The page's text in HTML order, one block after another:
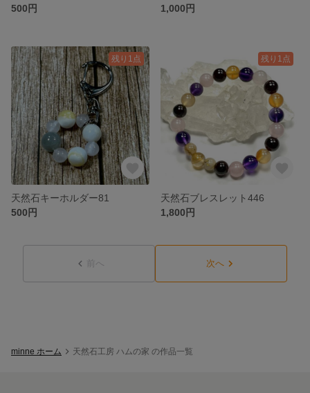
500円
1,000円
残り1点
天然石キーホルダー81
500円
残り1点
天然石ブレスレット446
1,800円
前へ 次へ
minne ホーム 天然石工房 ハムの家 の作品一覧